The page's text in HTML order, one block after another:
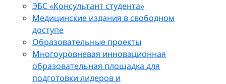
ЭБС «Консультант студента»
Медицинские издания в свободном
доступе
Образовательные проекты
Многоуровневая инновационная
образовательная площадка для
подготовки лидеров и